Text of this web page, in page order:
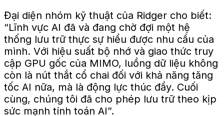
Đại diện nhóm kỹ thuật của Ridger cho biết:
“Lĩnh vực AI đã và đang chờ đợi một hệ
thống lưu trữ thực sự hiểu được nhu cầu của
mình. Với hiệu suất bộ nhớ và giao thức truy
cập GPU gốc của MIMO, luồng dữ liệu không
còn là nút thắt cổ chai đối với khả năng tăng
tốc AI nữa, mà là động lực thúc đẩy. Cuối
cùng, chúng tôi đã cho phép lưu trữ theo kịp
sức mạnh tính toán AI”.